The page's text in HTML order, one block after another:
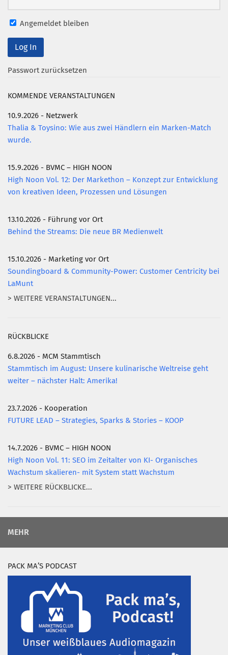
MITGLIEDSCHAFT
Mitglied werden
PODCAST
Angemeldet bleiben
Passwort zurücksetzen
KOMMENDE VERANSTALTUNGEN
10.9.2026 - Netzwerk
Thalia & Toysino: Wie aus zwei Händlern ein Marken-Match
wurde.
15.9.2026 - BVMC – HIGH NOON
High Noon Vol. 12: Der Markethon – Konzept zur Entwicklung
von kreativen Ideen, Prozessen und Lösungen
13.10.2026 - Führung vor Ort
Behind the Streams: Die neue BR Medienwelt
15.10.2026 - Marketing vor Ort
Soundingboard & Community-Power: Customer Centricity bei
LaMunt
> WEITERE VERANSTALTUNGEN...
RÜCKBLICKE
6.8.2026 - MCM Stammtisch
Stammtisch im August: Unsere kulinarische Weltreise geht
weiter – nächster Halt: Amerika!
23.7.2026 - Kooperation
FUTURE LEAD – Strategies, Sparks & Stories – KOOP
14.7.2026 - BVMC – HIGH NOON
High Noon Vol. 11: SEO im Zeitalter von KI- Organisches
Wachstum skalieren- mit System statt Wachstum
> WEITERE RÜCKBLICKE...
MEHR
PACK MA’S PODCAST